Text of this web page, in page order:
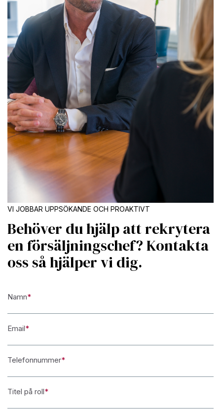
VI JOBBAR UPPSÖKANDE OCH PROAKTIVT
Behöver du hjälp att rekrytera
en försäljningschef? Kontakta
oss så hjälper vi dig.
Namn*
Email*
Telefonnummer*
Titel på roll*